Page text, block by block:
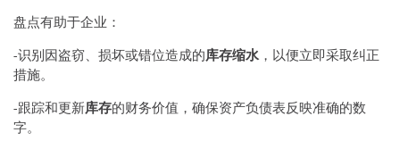
盘点有助于企业：
-识别因盗窃、损坏或错位造成的库存缩水 ，以便立即采取纠正
措施。
-跟踪和更新库存的财务价值，确保资产负债表反映准确的数
字。